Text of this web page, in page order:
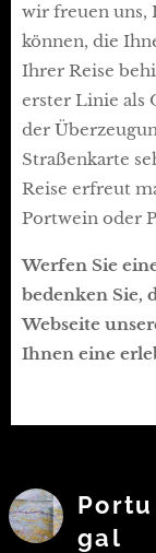
wir freuen uns,
können, die
Ihrer Reise
erster Linie als
der
Straßenkarte
Reise erfreut
Portwein oder
Werfen Sie
bedenken Sie,
Webseite
Ihnen eine
Portu
gal